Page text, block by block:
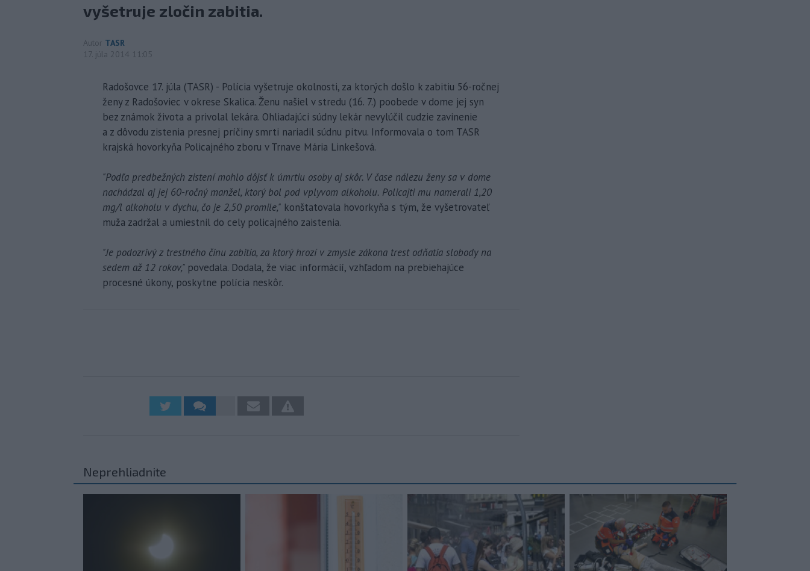
vyšetruje zločin zabitia.
Autor TASR
17. júla 2014 11:05
Radošovce 17. júla (TASR) - Polícia vyšetruje okolnosti, za ktorých došlo k zabitiu 56-ročnej
ženy z Radošoviec v okrese Skalica. Ženu našiel v stredu (16. 7.) poobede v dome jej syn
bez známok života a privolal lekára. Ohliadajúci súdny lekár nevylúčil cudzie zavinenie
a z dôvodu zistenia presnej príčiny smrti nariadil súdnu pitvu. Informovala o tom TASR
krajská hovorkyňa Policajného zboru v Trnave Mária Linkešová.
"Podľa predbežných zistení mohlo dôjsť k úmrtiu osoby aj skôr. V čase nálezu ženy sa v dome
nachádzal aj jej 60-ročný manžel, ktorý bol pod vplyvom alkoholu. Policajti mu namerali 1,20
mg/l alkoholu v dychu, čo je 2,50 promile," konštatovala hovorkyňa s tým, že vyšetrovateľ
muža zadržal a umiestnil do cely policajného zaistenia.
"Je podozrivý z trestného činu zabitia, za ktorý hrozí v zmysle zákona trest odňatia slobody na
sedem až 12 rokov," povedala. Dodala, že viac informácií, vzhľadom na prebiehajúce
procesné úkony, poskytne polícia neskôr.
Neprehliadnite